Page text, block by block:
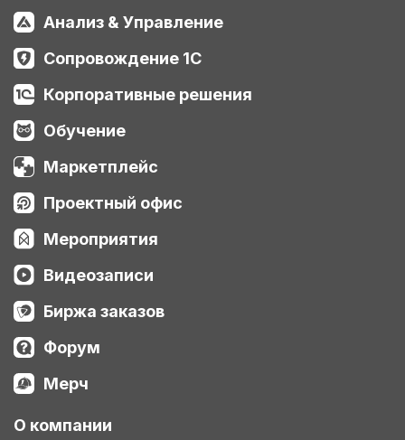
Анализ & Управление
Сопровождение 1С
Корпоративные решения
Обучение
Маркетплейс
Проектный офис
Мероприятия
Видеозаписи
Биржа заказов
Форум
Мерч
О компании